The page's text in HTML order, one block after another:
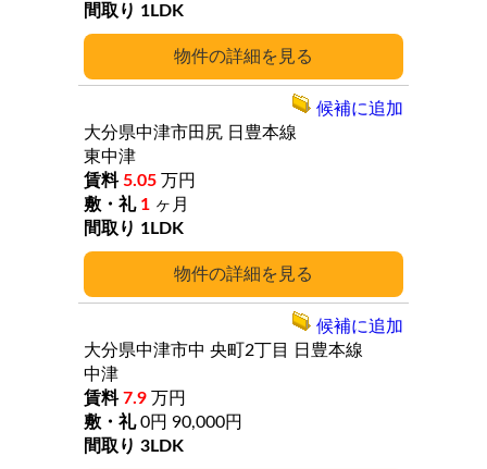
詳細
1LDK
詳細
大分県中津市田尻 日豊本線
東中津
5.05 万円
1 ヶ月
1LDK
候補に追加
大分県中津市中 央町2丁目
日豊本線
中津
7.9 万円
0円 90,000円
3LDK
候補に追加